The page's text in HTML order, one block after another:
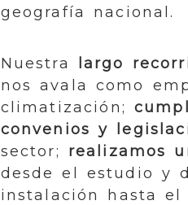
geografía nacional.
Nuestra
largo
nos avala como
climatización;
convenios y
sector; realizamos
desde el estudio y
instalación hasta el